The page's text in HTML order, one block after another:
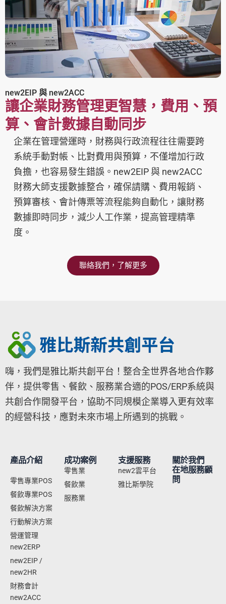
new2EIP 與 new2ACC
讓企業財務管理更智慧，費用、預
算、會計數據自動同步
企業在管理營運時，財務與行政流程往往需要跨
系統手動對帳、比對費用與預算，不僅增加行政
負擔，也容易發生錯誤。new2EIP 與 new2ACC
財務大師支援數據整合，確保請購、費用報銷、
預算審核、會計傳票等流程能夠自動化，讓財務
數據即時同步，減少人工作業，提高管理精準
度。
聯絡我們，了解更多
嗨，我們是雅比斯共創平台！整合全世界各地合作夥
伴，提供零售、餐飲、服務業合適的POS/ERP系統與
共創合作開發平台，協助不同規模企業導入更有效率
的經營科技，應對未來市場上所遇到的挑戰。
產品介紹
零售專業POS
餐飲專業POS
餐飲解決方案
行動解決方案
營運管理
new2ERP
new2EIP /
new2HR
財務會計
new2ACC
成功案例
零售業
餐飲業
服務業
支援服務
new2雲平台
雅比斯學院
關於我們
在地服務顧
問